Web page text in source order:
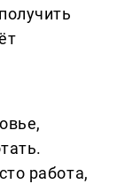
работа,